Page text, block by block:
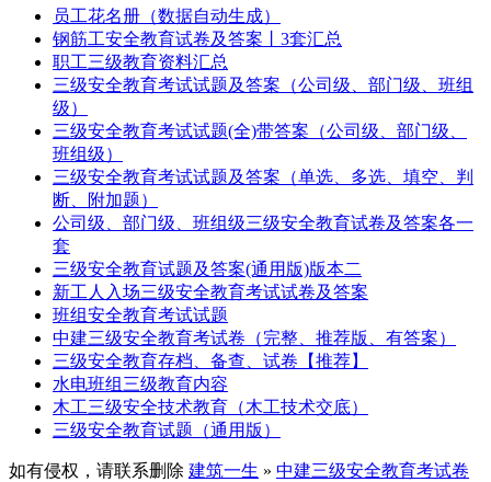
员工花名册（数据自动生成）
钢筋工安全教育试卷及答案丨3套汇总
职工三级教育资料汇总
三级安全教育考试试题及答案（公司级、部门级、班组
级）
三级安全教育考试试题(全)带答案（公司级、部门级、
班组级）
三级安全教育考试试题及答案（单选、多选、填空、判
断、附加题）
公司级、部门级、班组级三级安全教育试卷及答案各一
套
三级安全教育试题及答案(通用版)版本二
新工人入场三级安全教育考试试卷及答案
班组安全教育考试试题
中建三级安全教育考试卷（完整、推荐版、有答案）
三级安全教育存档、备查、试卷【推荐】
水电班组三级教育内容
木工三级安全技术教育（木工技术交底）
三级安全教育试题（通用版）
如有侵权，请联系删除 建筑一生 » 中建三级安全教育考试卷